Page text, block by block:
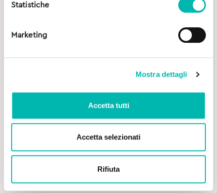
Statistiche
Marketing
Mostra dettagli
Accetta tutti
Accetta selezionati
Rifiuta
Herbadent Spazzolino Original Eco - Soft